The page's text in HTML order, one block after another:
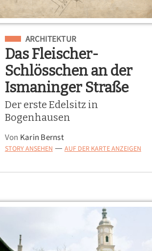
Eingeordnet unter
ARCHITEKTUR
Das Fleischer-
Schlösschen an der
Ismaninger Straße
Der erste Edelsitz in
Bogenhausen
Von Karin Bernst
STORY ANSEHEN — AUF DER KARTE ANZEIGEN